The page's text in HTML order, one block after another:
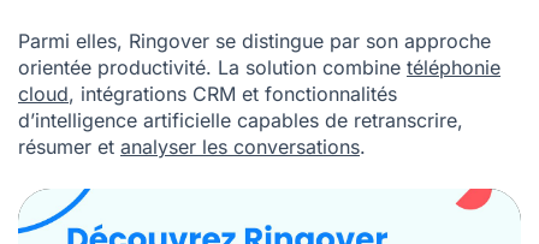
résumer et analyser les conversations
Play